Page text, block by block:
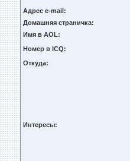
Адрес e-mail:
Домашняя страничка:
Имя в AOL:
Номер в ICQ:
Откуда:
Интересы: